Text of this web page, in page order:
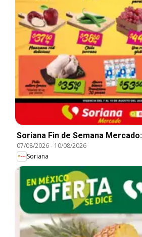
Soriana Fin de Semana
07/08/2026- 10/08/2026
Soriana